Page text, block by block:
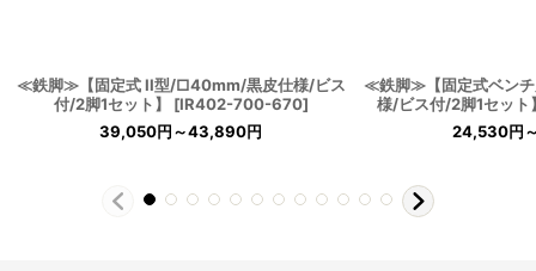
≪鉄脚≫【固定式 II型/□40mm/黒皮仕様/ビス
付/2脚1セット】
[IR402-700-670]
39,050円～43,890円
≪鉄脚≫【固定式ベン
様/ビス付/2脚1セット
24,530円